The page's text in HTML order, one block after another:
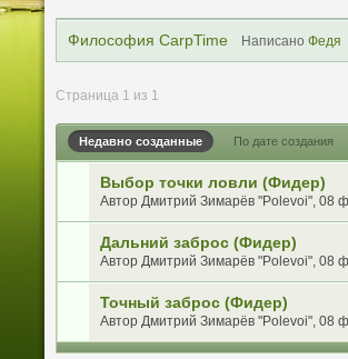
Философия CarpTime Написано Федя
Страница 1 из 1
Недавно созданные По дате создания
Выбор точки ловли (Фидер)
Автор Дмитрий Зимарёв "Polevoi", 08
Дальний заброс (Фидер)
Автор Дмитрий Зимарёв "Polevoi", 08
Точный заброс (Фидер)
Автор Дмитрий Зимарёв "Polevoi", 08